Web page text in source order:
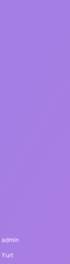
admin
Yurt